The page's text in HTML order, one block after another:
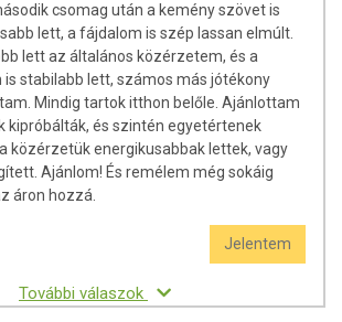
folyamatosan frissítjük, törekszünk arra,
Szeretnénk felhívni azonban a figyelmet,
a webshopon szereplő adatok (beleértve a
, összetétel-, és allergén információkat is) csak
a tényleges értékek eltérhetnek. A friss, aktuális
csomagolásán találják meg.
az érvényben levő európai uniós szabályozás
és koncentrált formában tartalmaznak
étrend-kiegészítők kedvező élettani hatással
amely egyénenként eltérő lehet, jelölésük,
reklámozásuk során nem engedélyezett a
csomag után a kemény szövet is
lett, a fájdalom is szép lassan elmúlt.
lett az általános közérzetem, és a
stabilabb lett, számos más jótékony
Mindig tartok itthon belőle. Ajánlottam
kipróbálták, és szintén egyetértenek
közérzetük energikusabbak lettek, vagy
Ajánlom! És remélem még sokáig
áron hozzá.
Jelentem
További válaszok